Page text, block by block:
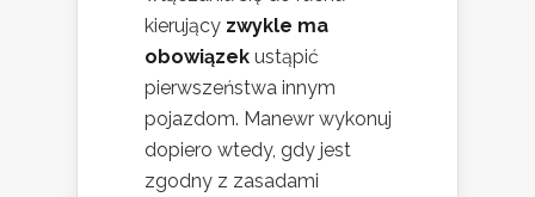
kierujący zwykle ma
obowiązek ustąpić
pierwszeństwa innym
pojazdom. Manewr wykonuj
dopiero wtedy, gdy jest
zgodny z zasadami